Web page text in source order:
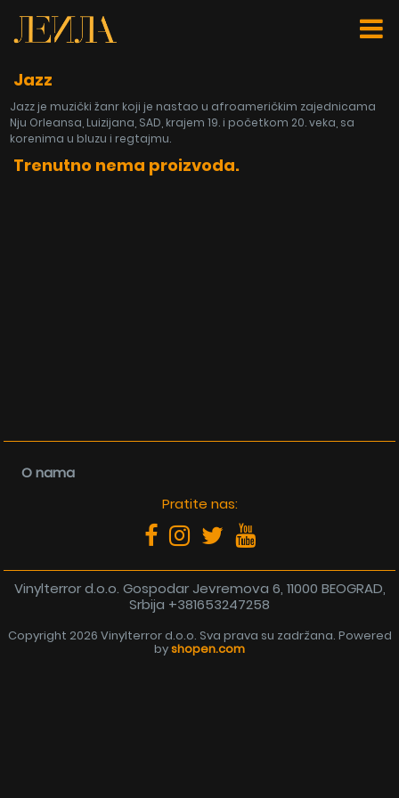
Jazz
Jazz je muzički žanr koji je nastao u afroameričkim zajednicama
Nju Orleansa, Luizijana, SAD, krajem 19. i početkom 20. veka, sa
korenima u bluzu i regtajmu.
Trenutno nema proizvoda.
O nama
Pratite nas:
Vinylterror d.o.o. Gospodar Jevremova 6, 11000 BEOGRAD,
Srbija +381653247258
Copyright 2026 Vinylterror d.o.o. Sva prava su zadržana. Powered
byshopen.com